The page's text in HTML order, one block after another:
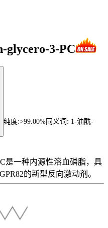
glycero-3-PC
纯度:>99.00% 同义词: 1-油酰-
是一种内源性溶血磷脂，具
的新型反向激动剂。